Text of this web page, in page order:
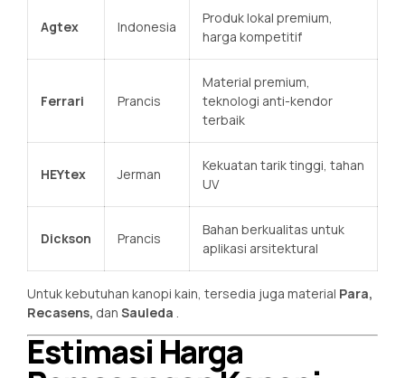
Agtex Indonesia
Produk lokal premium,
harga kompetitif
Ferrari Prancis
Material premium,
teknologi anti-kendor
terbaik
HEYtex Jerman
Kekuatan tarik tinggi, tahan
UV
Dickson Prancis
Bahan berkualitas untuk
aplikasi arsitektural
Untuk kebutuhan kanopi kain, tersedia juga material Para,
Recasens, dan Sauleda .
Estimasi Harga